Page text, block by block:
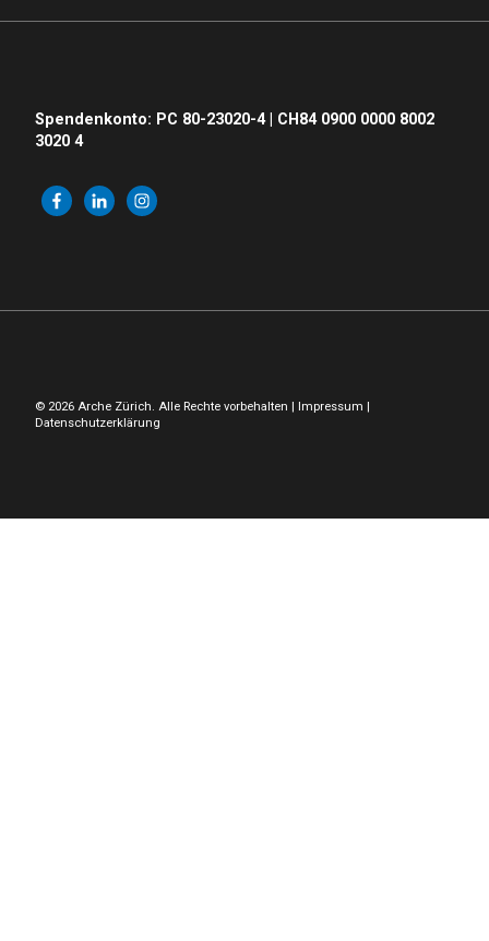
Spendenkonto: PC 80-23020-4 | CH84 0900 0000 8002
3020 4
© 2026 Arche Zürich. Alle Rechte vorbehalten | Impressum |
Datenschutzerklärung